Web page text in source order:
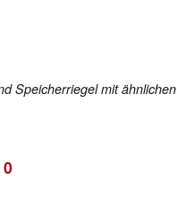
Speicherriegel mit ähnlichen
0